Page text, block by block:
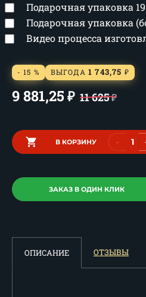
Подарочная упаковка
Подарочная упаковка
Видео процесса
- 15 % ВЫГОДА 1 743,75 ₽
9 881,25 ₽ 11 625₽
В КОРЗИНУ -
ЗАКАЗ В ОДИН КЛИК
ОПИСАНИЕ ОТЗЫВЫ